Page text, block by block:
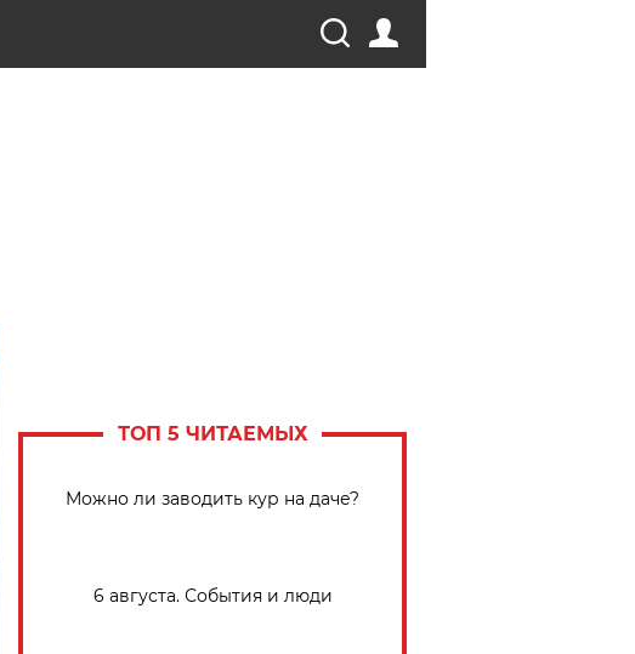
ТОП 5 ЧИТАЕМЫХ
Можно ли заводить кур на даче?
6 августа. События и люди